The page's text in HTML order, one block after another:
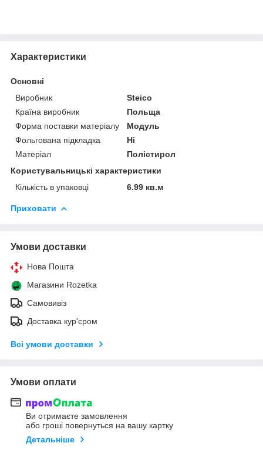
Характеристики
Основні
Виробник
Steico
Країна виробник
Польща
Форма поставки матеріалу
Модуль
Фольгована підкладка
Ні
Матеріал
Полістирол
Користувальницькі характеристики
Кількість в упаковці
6.99 кв.м
Приховати
Умови доставки
Нова Пошта
Магазини Rozetka
Самовивіз
Доставка кур'єром
Всі умови доставки
Умови оплати
Ви отримаєте замовлення
або гроші повернуться на вашу картку
Детальніше